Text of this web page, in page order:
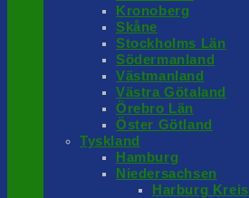
Kronoberg
Skåne
Stockholms Län
Södermanland
Västmanland
Västra Götaland
Örebro Län
Öster Götland
Tyskland
Hamburg
Niedersachsen
Harburg Kreis